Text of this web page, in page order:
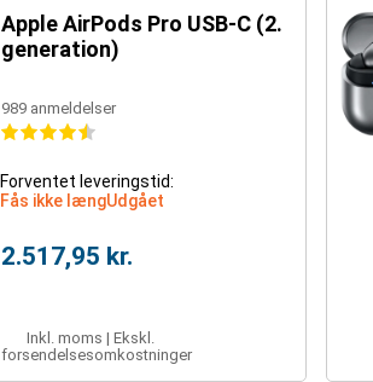
Apple AirPods Pro USB-C (2.
generation)
989 anmeldelser
Forventet leveringstid:
Fås ikke længUdgået
2.517,95 kr.
Inkl. moms | Ekskl.
forsendelsesomkostninger